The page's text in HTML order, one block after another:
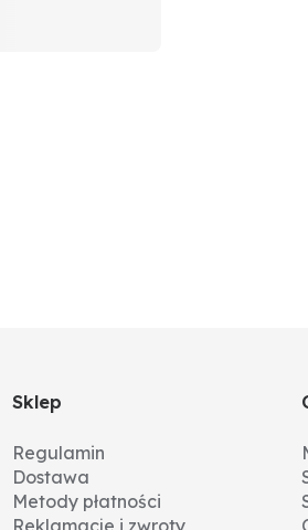
Sklep
Regulamin
Dostawa
Metody płatności
Reklamacje i zwroty